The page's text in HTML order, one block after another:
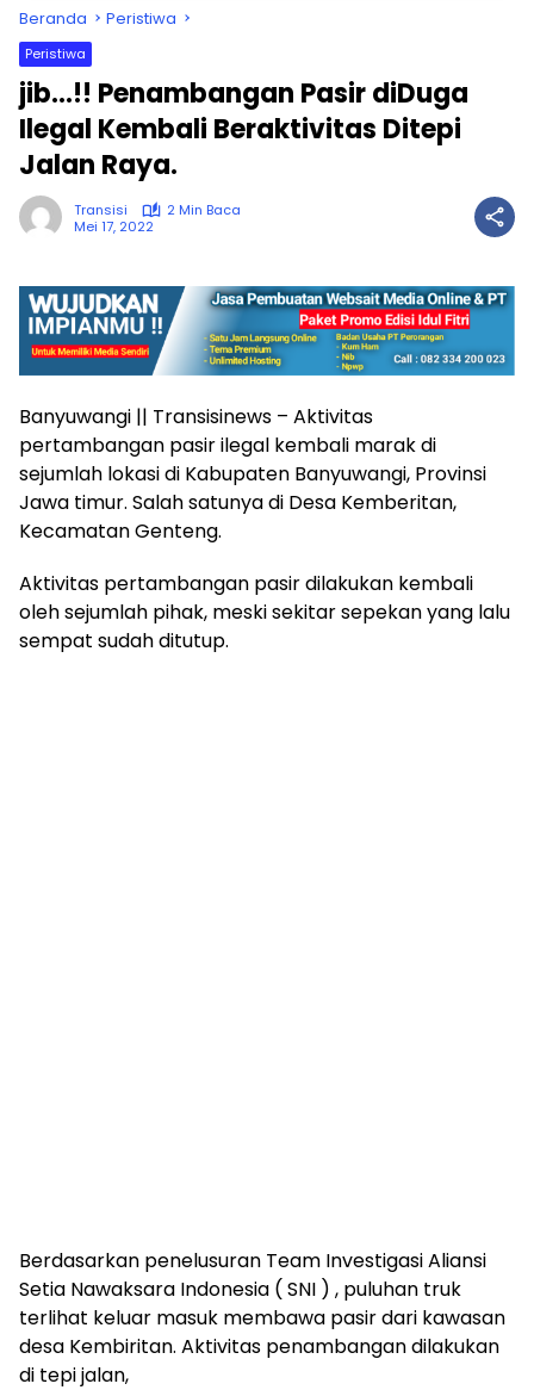
Beranda Peristiwa
Peristiwa
jib…!! Penambangan Pasir diDuga
Ilegal Kembali Beraktivitas Ditepi
Jalan Raya.
Transisi
2 Min Baca
Mei 17, 2022
Banyuwangi || Transisinews – Aktivitas
pertambangan pasir ilegal kembali marak di
sejumlah lokasi di Kabupaten Banyuwangi, Provinsi
Jawa timur. Salah satunya di Desa Kemberitan,
Kecamatan Genteng.
Aktivitas pertambangan pasir dilakukan kembali
oleh sejumlah pihak, meski sekitar sepekan yang lalu
sempat sudah ditutup.
Berdasarkan penelusuran Team Investigasi Aliansi
Setia Nawaksara Indonesia ( SNI ) , puluhan truk
terlihat keluar masuk membawa pasir dari kawasan
desa Kembiritan. Aktivitas penambangan dilakukan
di tepi jalan,